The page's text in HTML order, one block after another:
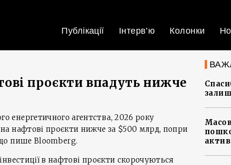
Публікації Інтерв’ю Колонки
проєкти впадуть нижче
енергетичного агентства, 2026 року
на нафтові проєкти нижче за $500 млрд, попри
пише Bloomberg.
в нафтові проєкти скорочуються